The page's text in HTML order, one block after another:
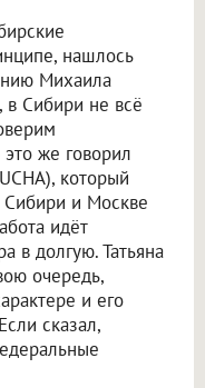
нашлось
Михаила
Сибири не всё
же говорил
который
Сибири и Москве
идёт
в долгую. Татьяна
очередь,
и его
сказал,